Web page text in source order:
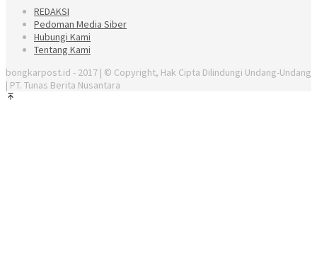
REDAKSI
Pedoman Media Siber
Hubungi Kami
Tentang Kami
bongkarpost.id - 2017 | © Copyright, Hak Cipta Dilindungi Undang-Undang
| PT. Tunas Berita Nusantara